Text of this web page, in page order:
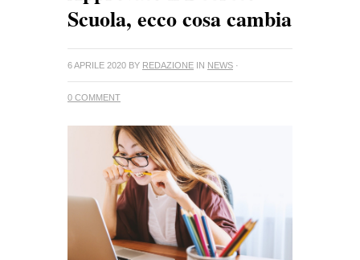
Scuola, ecco cosa cambia
6 APRILE 2020 BY REDAZIONE IN NEWS ·
0 COMMENT